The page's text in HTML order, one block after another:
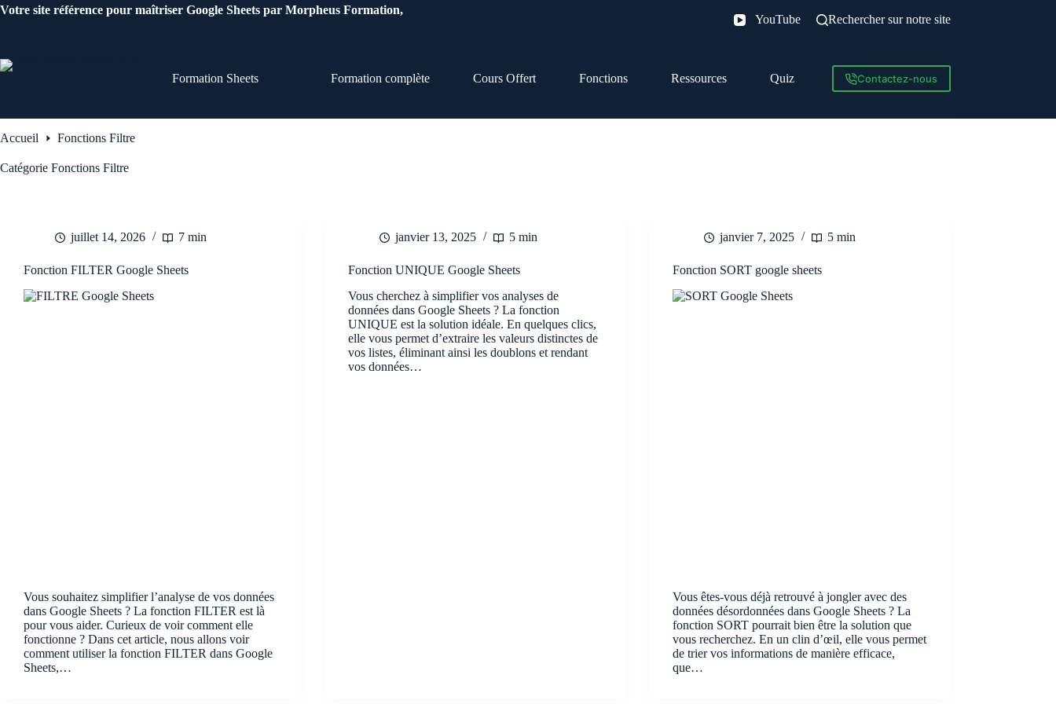
Passer
Votre site référence pour maîtriser Google Sheets par Morpheus Formation,
YouTube Rechercher sur notre site
Formation Sheets Formation complète Cours Offert Fonctions Ressources Quiz Contactez-nous
Accueil Fonctions Filtre
Catégorie Fonctions Filtre
juillet 14, 2026 7 min
Fonction FILTER Google Sheets
Vous souhaitez simplifier l’analyse de vos données
dans Google Sheets ? La fonction FILTER est là
pour vous aider. Curieux de voir comment elle
fonctionne ? Dans cet article, nous allons voir
comment utiliser la fonction FILTER dans Google
Sheets,…
janvier 13, 2025 5 min
Fonction UNIQUE Google Sheets
Vous cherchez à simplifier vos analyses de
données dans Google Sheets ? La fonction
UNIQUE est la solution idéale. En quelques clics,
elle vous permet d’extraire les valeurs distinctes de
vos listes, éliminant ainsi les doublons et rendant
vos données…
janvier 7, 2025 5 min
Fonction SORT google sheets
Vous êtes-vous déjà retrouvé à jongler avec des
données désordonnées dans Google Sheets ? La
fonction SORT pourrait bien être la solution que
vous recherchez. En un clin d’œil, elle vous permet
de trier vos informations de manière efficace,
que…